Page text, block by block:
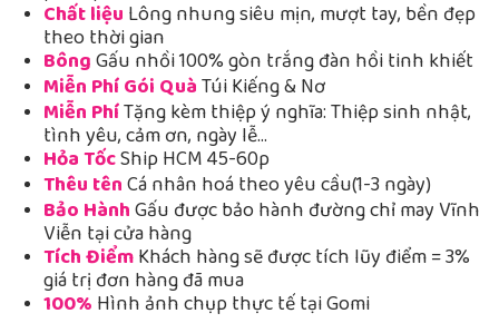
Chất liệu Lông nhung siêu mịn, mượt tay, bền đẹp
theo thời gian
BôngGấu nhồi 100% gòn trắng đàn hồi tinh khiết
Miễn Phí Gói QuàTúi Kiếng & Nơ
Miễn PhíTặng kèm thiệp ý nghĩa: Thiệp sinh nhật,
tình yêu, cảm ơn, ngày lễ…
Hỏa TốcShip HCM 45-60p
Thêu tênCá nhân hoá theo yêu cầu(1-3 ngày)
Bảo HànhGấu được bảo hành đường chỉ may Vĩnh
Viễn tại cửa hàng
Tích ĐiểmKhách hàng sẽ được tích lũy điểm = 3%
giá trị đơn hàng đã mua
100% Hình ảnh chụp thực tế tại Gomi